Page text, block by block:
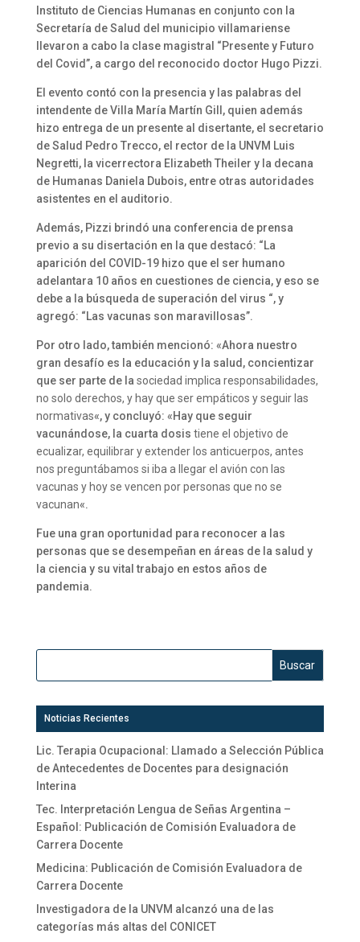
Instituto de Ciencias Humanas en conjunto con la
Secretaría de Salud del municipio villamariense
llevaron a cabo la clase magistral “Presente y Futuro
del Covid”, a cargo del reconocido doctor Hugo Pizzi.
El evento contó con la presencia y las palabras del
intendente de Villa María Martín Gill, quien además
hizo entrega de un presente al disertante, el secretario
de Salud Pedro Trecco, el rector de la UNVM Luis
Negretti, la vicerrectora Elizabeth Theiler y la decana
de Humanas Daniela Dubois, entre otras autoridades
asistentes en el auditorio.
Además, Pizzi brindó una conferencia de prensa
previo a su disertación en la que destacó: “La
aparición del COVID-19 hizo que el ser humano
adelantara 10 años en cuestiones de ciencia, y eso se
debe a la búsqueda de superación del virus “, y
agregó: “Las vacunas son maravillosas”.
Por otro lado, también mencionó: «Ahora nuestro
gran desafío es la educación y la salud, concientizar
que ser parte de la sociedad implica responsabilidades,
no solo derechos, y hay que ser empáticos y seguir las
normativas«, y concluyó: «Hay que seguir
vacunándose, la cuarta dosis tiene el objetivo de
ecualizar, equilibrar y extender los anticuerpos, antes
nos preguntábamos si iba a llegar el avión con las
vacunas y hoy se vencen por personas que no se
vacunan«.
Fue una gran oportunidad para reconocer a las
personas que se desempeñan en áreas de la salud y
la ciencia y su vital trabajo en estos años de
pandemia.
Noticias Recientes
Lic. Terapia Ocupacional: Llamado a Selección Pública
de Antecedentes de Docentes para designación
Interina
Tec. Interpretación Lengua de Señas Argentina –
Español: Publicación de Comisión Evaluadora de
Carrera Docente
Medicina: Publicación de Comisión Evaluadora de
Carrera Docente
Investigadora de la UNVM alcanzó una de las
categorías más altas del CONICET